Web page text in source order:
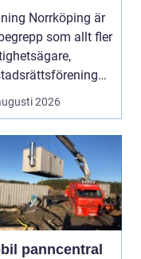
avloppsrör
stambyte
Norrköping är
som allt fler
villaäg...2026
panncentral